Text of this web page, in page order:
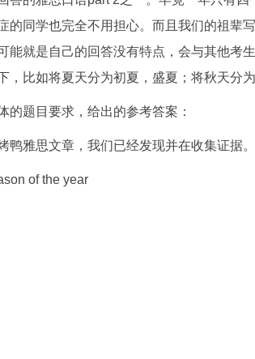
的同学也完全不用担心。而且我们的祖辈
能就是自己的回答没有特点，会与其他考
，比如将夏天分为初夏，盛夏；将秋天分为
的题目要求，给出的参考答案：
鸭雅思文章，我们已经发现并在收集证据。
of the year